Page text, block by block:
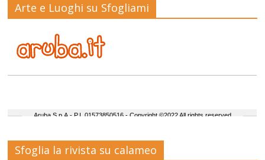
Arte e Luoghi su Sfogliami
Sfoglia la rivista su calameo